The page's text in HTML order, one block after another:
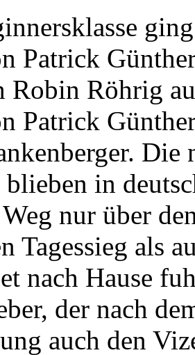
Patrick
Robin Röhrig
Patrick
Die
in
nur über
Tagessieg als
nach Hause
der nach
auch den